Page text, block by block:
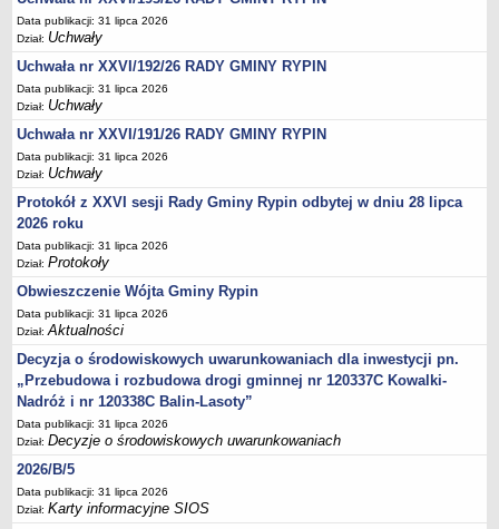
Sygnaliści
Galeria
Raporty o stanie dostępności
Wnioski
WŁADZE I STRUKTURA
Struktura organizacyjna
Rada gminy
Wójt
Jednostki organizacyjne, GOPS, Instytucja kultury, OSP
Jednostki pomocnicze - sołectwa
Plan pracy komisji rewizyjnej
Sesje Rady Gminy Rypin
PRAWO LOKALNE
Statut
Strategia rozwoju
Uchwały
Projekty uchwał
Protokoły
Data publikacji: 31 lipca 2026
Dział: Uchwały
Uchwała nr XXVI/192/26 RADY GMINY RYPIN
Data publikacji: 31 lipca 2026
Dział: Uchwały
Uchwała nr XXVI/191/26 RADY GMINY RYPIN
Data publikacji: 31 lipca 2026
Dział: Uchwały
Protokół z XXVI sesji Rady Gminy Rypin odbytej w dniu 28 lipca
2026 roku
Data publikacji: 31 lipca 2026
Dział:Protokoły
Obwieszczenie Wójta Gminy Rypin
Data publikacji: 31 lipca 2026
Dział:Aktualności
Decyzja o środowiskowych uwarunkowaniach dla inwestycji pn.
„Przebudowa i rozbudowa drogi gminnej nr 120337C Kowalki-
Nadróż i nr 120338C Balin-Lasoty”
Data publikacji: 31 lipca 2026
Dział:Decyzje o środowiskowych uwarunkowaniach
2026/B/5
Data publikacji: 31 lipca 2026
Dział:Karty informacyjne SIOS